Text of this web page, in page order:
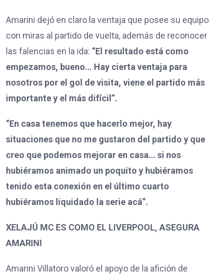
Amarini dejó en claro la ventaja que posee su equipo
con miras al partido de vuelta, además de reconocer
las falencias en la ida: “El resultado está como
empezamos, bueno… Hay cierta ventaja para
nosotros por el gol de visita, viene el partido más
importante y el más difícil”.
“En casa tenemos que hacerlo mejor, hay
situaciones que no me gustaron del partido y que
creo que podemos mejorar en casa… si nos
hubiéramos animado un poquito y hubiéramos
tenido esta conexión en el último cuarto
hubiéramos liquidado la serie acá”.
XELAJÚ MC ES COMO EL LIVERPOOL, ASEGURA
AMARINI
Amarini Villatoro valoró el apoyo de la afición de